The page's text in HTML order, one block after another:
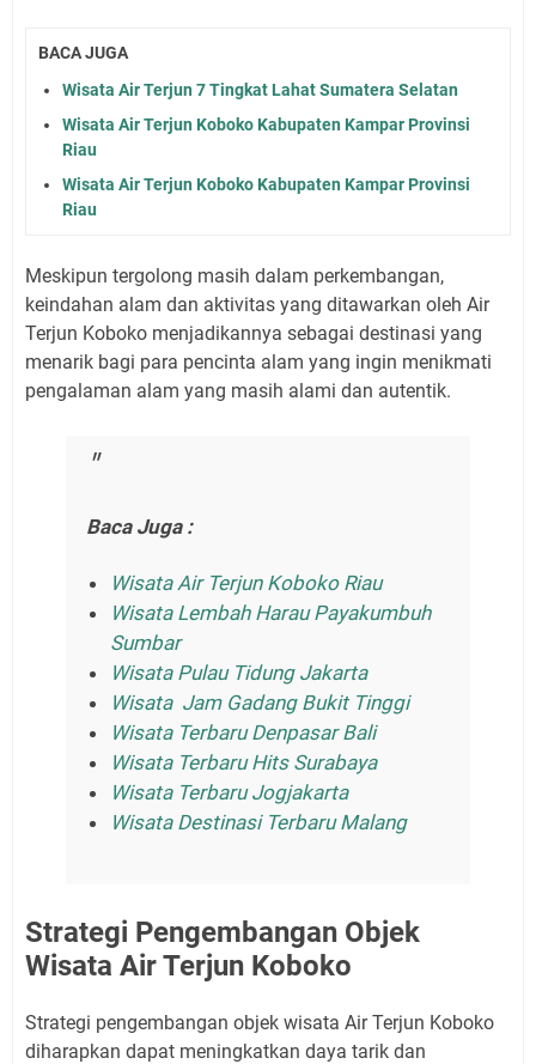
BACA JUGA
Wisata Air Terjun 7 Tingkat Lahat Sumatera Selatan
Wisata Air Terjun Koboko Kabupaten Kampar Provinsi
Riau
Wisata Air Terjun Koboko Kabupaten Kampar Provinsi
Riau
Meskipun tergolong masih dalam perkembangan,
keindahan alam dan aktivitas yang ditawarkan oleh Air
Terjun Koboko menjadikannya sebagai destinasi yang
menarik bagi para pencinta alam yang ingin menikmati
pengalaman alam yang masih alami dan autentik.
Baca Juga :
Wisata Air Terjun Koboko Riau
Wisata Lembah Harau Payakumbuh
Sumbar
Wisata Pulau Tidung Jakarta
Wisata Jam Gadang Bukit Tinggi
Wisata Terbaru Denpasar Bali
Wisata Terbaru Hits Surabaya
Wisata Terbaru Jogjakarta
Wisata Destinasi Terbaru Malang
Strategi Pengembangan Objek
Wisata Air Terjun Koboko
Strategi pengembangan objek wisata Air Terjun Koboko
diharapkan dapat meningkatkan daya tarik dan